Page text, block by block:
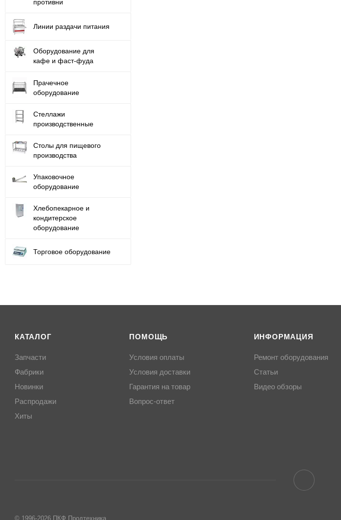
противни
Линии раздачи питания
Оборудование для
кафе и фаст-фуда
Прачечное
оборудование
Стеллажи
производственные
Столы для пищевого
производства
Упаковочное
оборудование
Хлебопекарное и
кондитерское
оборудование
Торговое оборудование
КАТАЛОГ
Запчасти
Фабрики
Новинки
Распродажи
Хиты
ПОМОЩЬ
Условия оплаты
Условия доставки
Гарантия на товар
Вопрос-ответ
ИНФОРМАЦИЯ
Ремонт оборудования
Статьи
Видео обзоры
© 1996-2026 ПКФ Продтехника